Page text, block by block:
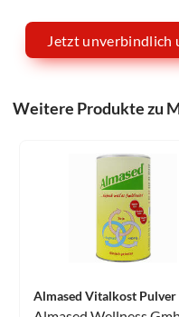
Jetzt unverbindlich
Weitere Produkte zu
Almased Vitalkost Pulver